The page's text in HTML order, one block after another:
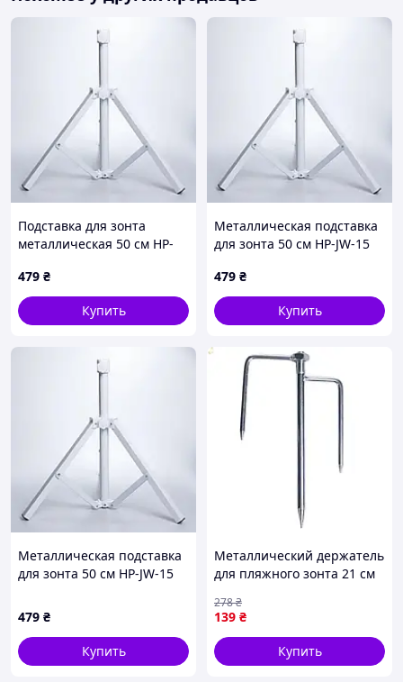
Подставка для зонта
металлическая 50 см HP-
479 ₴
Купить
Металлическая подставка
для зонта 50 см HP-JW-15
479 ₴
Купить
Металлическая подставка
для зонта 50 см HP-JW-15
479 ₴
Купить
Металлический держатель
для пляжного зонта 21 см
фиксации на песке
139 ₴
278₴
Купить